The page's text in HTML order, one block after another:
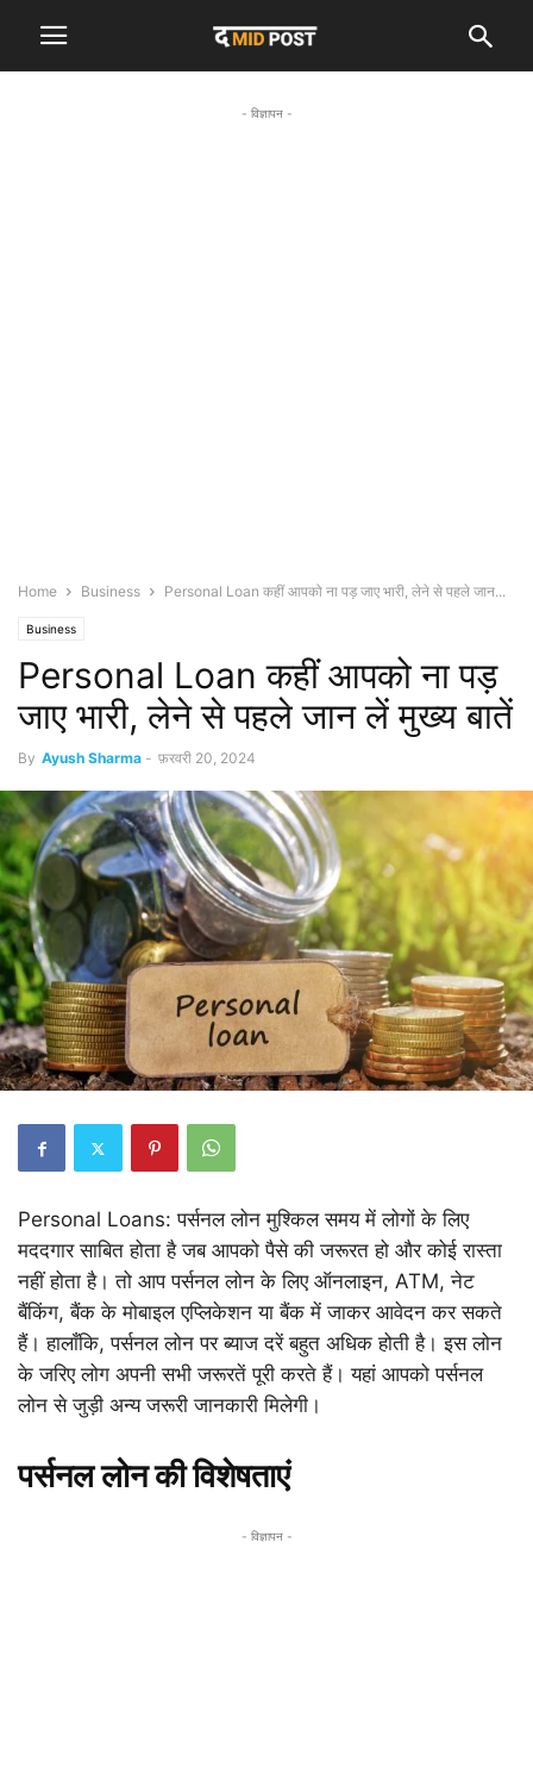
- विज्ञापन -
Home Business Personal Loan कहीं आपको ना पड़ जाए भारी, लेने से पहले जान...
Business
Personal Loan कहीं आपको ना पड़
जाए भारी, लेने से पहले जान लें मुख्य बातें
By Ayush Sharma - फ़रवरी 20, 2024
Personal Loans: पर्सनल लोन मुश्किल समय में लोगों के लिए
मददगार साबित होता है जब आपको पैसे की जरूरत हो और कोई रास्ता
नहीं होता है। तो आप पर्सनल लोन के लिए ऑनलाइन, ATM, नेट
बैंकिंग, बैंक के मोबाइल एप्लिकेशन या बैंक में जाकर आवेदन कर सकते
हैं। हालाँकि, पर्सनल लोन पर ब्याज दरें बहुत अधिक होती है। इस लोन
के जरिए लोग अपनी सभी जरूरतें पूरी करते हैं। यहां आपको पर्सनल
लोन से जुड़ी अन्य जरूरी जानकारी मिलेगी‌।
पर्सनल लोन की विशेषताएं
- विज्ञापन -